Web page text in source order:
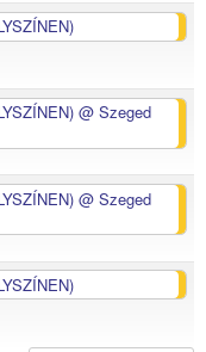
@ Szeged
@ Szeged